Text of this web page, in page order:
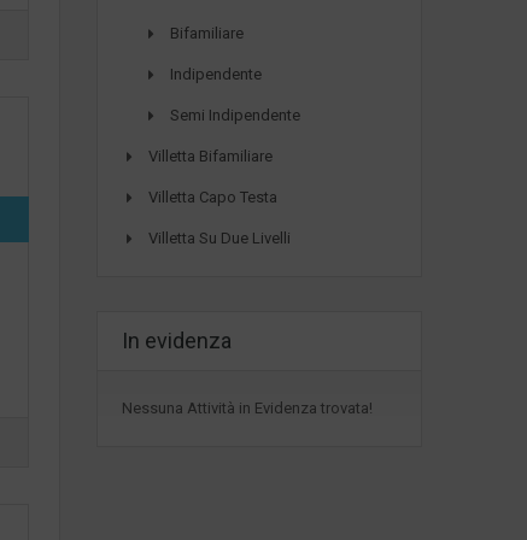
Bifamiliare
Indipendente
Semi Indipendente
Villetta Bifamiliare
Villetta Capo Testa
Villetta Su Due Livelli
In evidenza
Nessuna Attività in Evidenza trovata!